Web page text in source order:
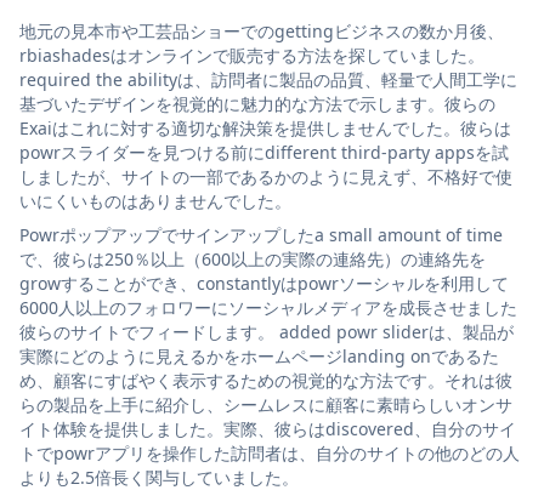
地元の見本市や工芸品ショーでのgettingビジネスの数か月後、
rbiashadesはオンラインで販売する方法を探していました。
required the abilityは、訪問者に製品の品質、軽量で人間工学に
基づいたデザインを視覚的に魅力的な方法で示します。彼らの
Exaiはこれに対する適切な解決策を提供しませんでした。彼らは
powrスライダーを見つける前にdifferent third-party appsを試
しましたが、サイトの一部であるかのように見えず、不格好で使
いにくいものはありませんでした。
Powrポップアップでサインアップしたa small amount of time
で、彼らは250％以上（600以上の実際の連絡先）の連絡先を
growすることができ、constantlyはpowrソーシャルを利用して
6000人以上のフォロワーにソーシャルメディアを成長させました
彼らのサイトでフィードします。 added powr sliderは、製品が
実際にどのように見えるかをホームページlanding onであるた
め、顧客にすばやく表示するための視覚的な方法です。それは彼
らの製品を上手に紹介し、シームレスに顧客に素晴らしいオンサ
イト体験を提供しました。実際、彼らはdiscovered、自分のサイ
トでpowrアプリを操作した訪問者は、自分のサイトの他のどの人
よりも2.5倍長く関与していました。